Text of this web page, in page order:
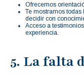
Ofrecemos
Te mostramos todas
decidir con
Acceso a
experiencia.
5. La falta